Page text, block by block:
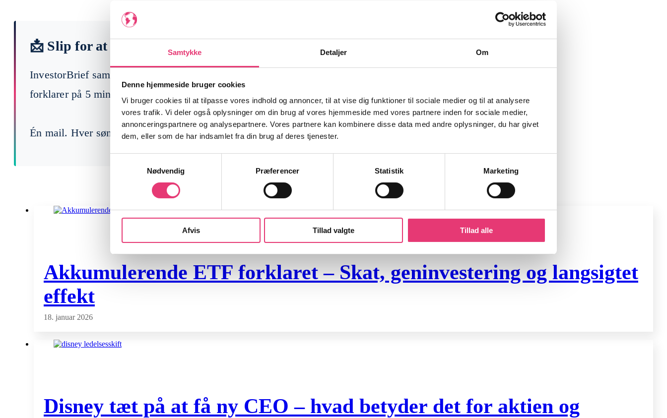
Samtykke Detaljer Om
Denne hjemmeside bruger cookies
Vi bruger cookies til at tilpasse vores indhold og annoncer, til at vise dig funktioner til sociale medier og til at analysere
vores trafik. Vi deler også oplysninger om din brug af vores hjemmeside med vores partnere inden for sociale medier,
annonceringspartnere og analysepartnere. Vores partnere kan kombinere disse data med andre oplysninger, du har givet
dem, eller som de har indsamlet fra din brug af deres tjenester.
Nødvendig
Præferencer Statistik Marketing
Afvis Tillad valgte Tillad alle
📩 Slip for at læse 200 finansnyheder!
InvestorBrief samler ugens vigtigste begivenheder fra finansmarkederne og
forklarer på 5 min, hvad der faktisk betyder noget for dig som investor.
Én mail. Hver søndag. Gratis.
Akkumulerende ETF forklaret – Skat, geninvestering og langsigtet
effekt
18. januar 2026
Disney tæt på at få ny CEO – hvad betyder det for aktien og